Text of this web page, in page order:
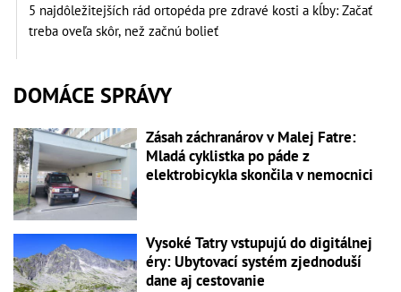
5 najdôležitejších rád ortopéda pre zdravé kosti a kĺby: Začať
treba oveľa skôr, než začnú bolieť
DOMÁCE SPRÁVY
Zásah záchranárov v Malej Fatre:
Mladá cyklistka po páde z
elektrobicykla skončila v nemocnici
Vysoké Tatry vstupujú do digitálnej
éry: Ubytovací systém zjednoduší
dane aj cestovanie